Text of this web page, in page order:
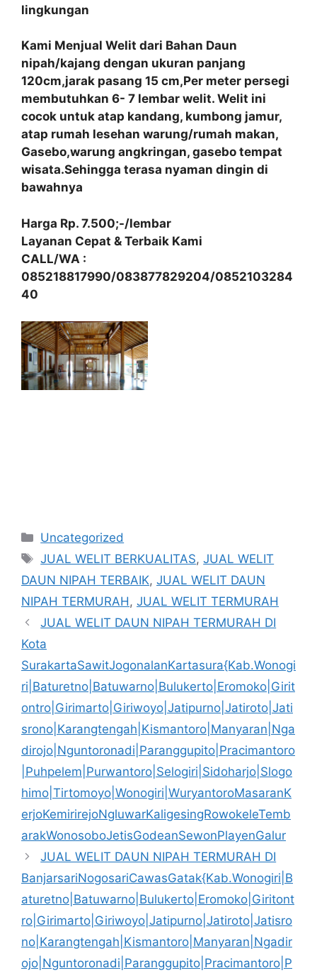
lingkungan
Kami Menjual Welit dari Bahan Daun
nipah/kajang dengan ukuran panjang
120cm,jarak pasang 15 cm,Per meter persegi
membutuhkan 6- 7 lembar welit. Welit ini
cocok untuk atap kandang, kumbong jamur,
atap rumah lesehan warung/rumah makan,
Gasebo,warung angkringan, gasebo tempat
wisata.Sehingga terasa nyaman dingin di
bawahnya
Harga Rp. 7.500;-/lembar
Layanan Cepat & Terbaik Kami
CALL/WA :
085218817990/083877829204/0852103284
40
Kategori
Uncategorized
Tag
JUAL WELIT BERKUALITAS,JUAL WELIT
DAUN NIPAH TERBAIK, JUAL WELIT DAUN
NIPAH TERMURAH , JUAL WELIT TERMURAH
JUAL WELIT DAUN NIPAH TERMURAH DI
Kota
SurakartaSawitJogonalanKartasura{Kab.Wonogi
ri|Baturetno|Batuwarno|Bulukerto|Eromoko|Girit
ontro|Girimarto|Giriwoyo|Jatipurno|Jatiroto|Jati
srono|Karangtengah|Kismantoro|Manyaran|Nga
dirojo|Nguntoronadi|Paranggupito|Pracimantoro
|Puhpelem|Purwantoro|Selogiri|Sidoharjo|Slogo
himo|Tirtomoyo|Wonogiri|WuryantoroMasaranK
erjoKemirirejoNgluwarKaligesingRowokeleTemb
arakWonosoboJetisGodeanSewonPlayenGalur
JUAL WELIT DAUN NIPAH TERMURAH DI
BanjarsariNogosariCawasGatak{Kab.Wonogiri|B
aturetno|Batuwarno|Bulukerto|Eromoko|Giritont
ro|Girimarto|Giriwoyo|Jatipurno|Jatiroto|Jatisro
no|Karangtengah|Kismantoro|Manyaran|Ngadir
ojo|Nguntoronadi|Paranggupito|Pracimantoro|P